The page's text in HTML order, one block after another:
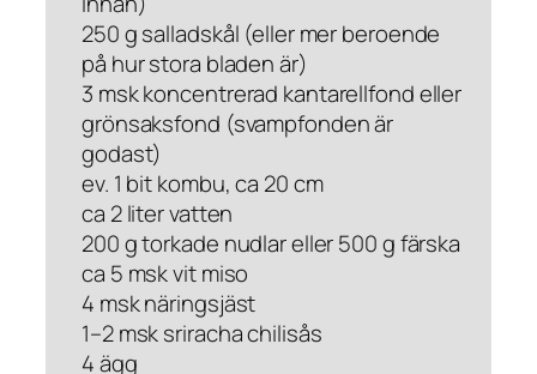
250 g salladskål (eller mer beroende
på hur stora bladen är)
3 msk koncentrerad kantarellfond eller
grönsaksfond (svampfonden är
godast)
ev. 1 bit kombu, ca 20 cm
ca 2 liter vatten
200 g torkade nudlar eller 500 g färska
ca 5 msk vit miso
4 msk näringsjäst
1–2 msk sriracha chilisås
4 ägg